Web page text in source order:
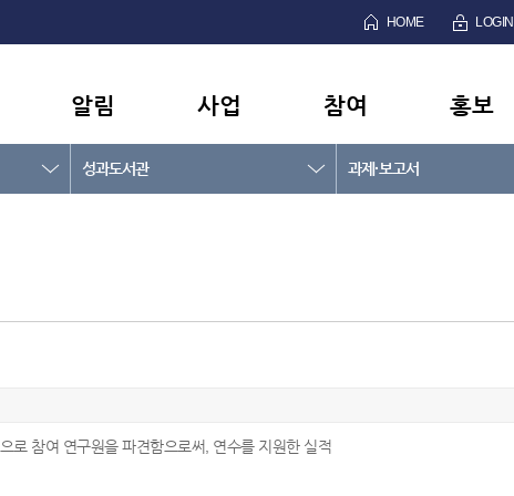
HOME LOGIN
알림 사업 참여 홍보
성과도서관 과제·보고서
로 참여 연구원을 파견함으로써, 연수를 지원한 실적